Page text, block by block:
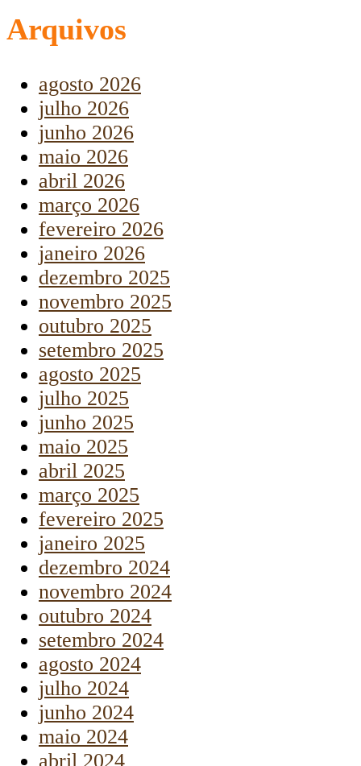
Arquivos
agosto 2026
julho 2026
junho 2026
maio 2026
abril 2026
março 2026
fevereiro 2026
janeiro 2026
dezembro 2025
novembro 2025
outubro 2025
setembro 2025
agosto 2025
julho 2025
junho 2025
maio 2025
abril 2025
março 2025
fevereiro 2025
janeiro 2025
dezembro 2024
novembro 2024
outubro 2024
setembro 2024
agosto 2024
julho 2024
junho 2024
maio 2024
abril 2024